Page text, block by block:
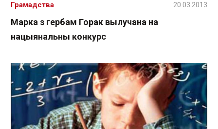
Марка з гербам Горак вылучана на
нацыянальны конкурс
Грамадства 20.03.2013